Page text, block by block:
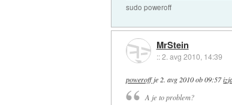
sudo poweroff
MrStein
::2. avg 2010, 14:39
poweroffje 2. avg 2010 ob 09:57
A je to problem?